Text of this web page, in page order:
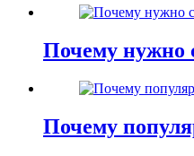
Почему нужно
Почему